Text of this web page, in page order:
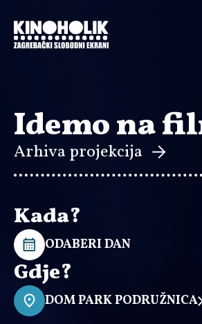
glavni
sadržaj
Idemo na
Arhiva projekcija
Kada?
ODABERI DAN
Gdje?
DOM PARK PODRUŽNICA